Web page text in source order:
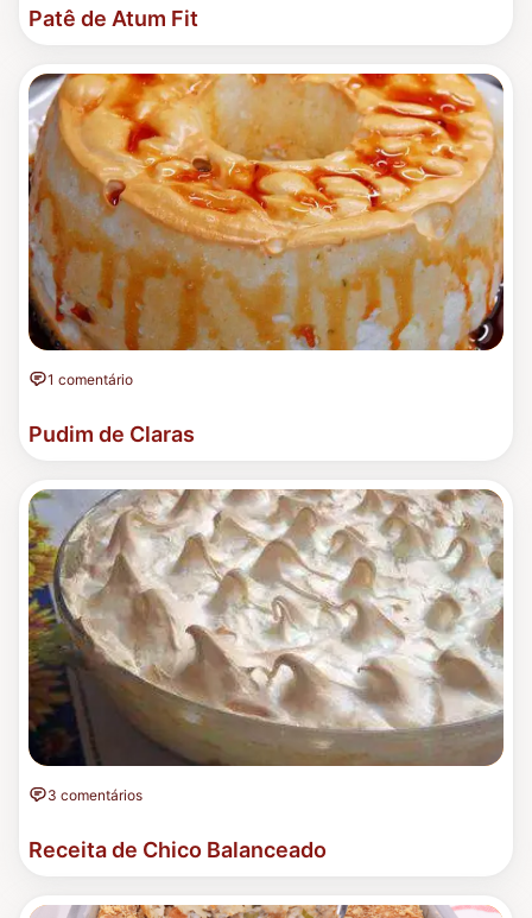
Patê de Atum Fit
1 comentário
Pudim de Claras
3 comentários
Receita de Chico Balanceado